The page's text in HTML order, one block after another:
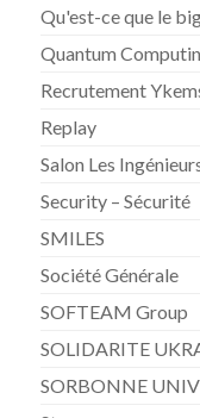
Qu'est-ce que le
Quantum
Recrutement
Replay
Salon Les
Security – Sécurité
SMILES
Société Générale
SOFTEAM Group
SOLIDARITE
SORBONNE